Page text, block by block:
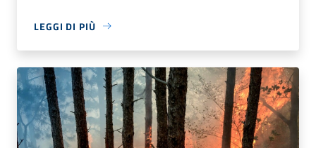
LEGGI DI PIÙ